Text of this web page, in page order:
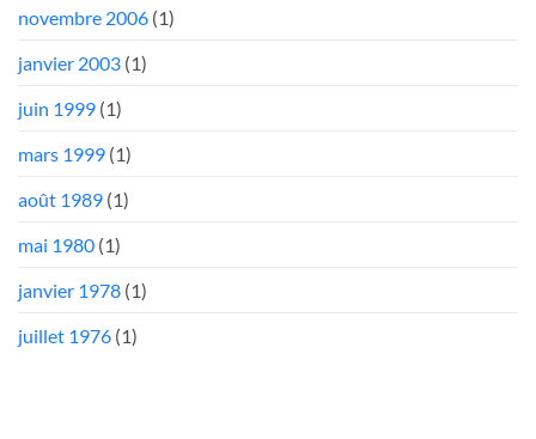
novembre 2006 (1)
janvier 2003 (1)
juin 1999 (1)
mars 1999 (1)
août 1989 (1)
mai 1980 (1)
janvier 1978 (1)
juillet 1976 (1)